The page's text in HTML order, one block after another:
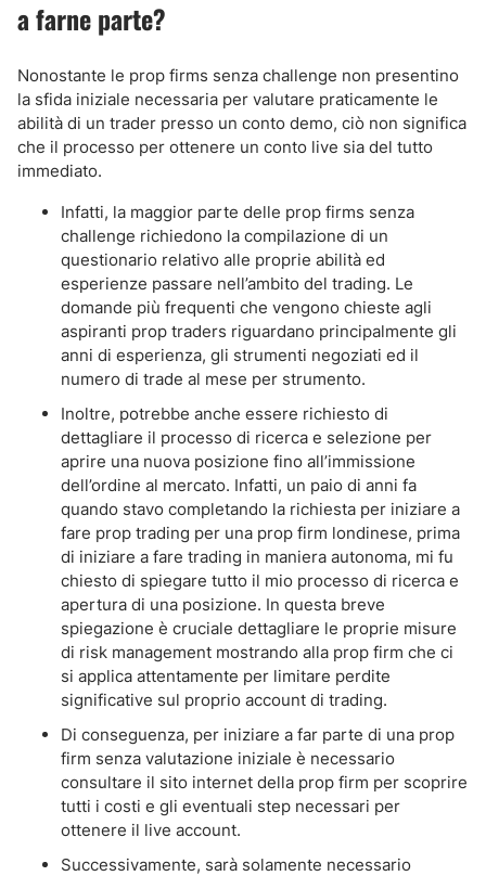
a farne parte?
Nonostante le prop firms senza challenge non presentino
la sfida iniziale necessaria per valutare praticamente le
abilità di un trader presso un conto demo, ciò non significa
che il processo per ottenere un conto live sia del tutto
immediato.
Infatti, la maggior parte delle prop firms senza
challenge richiedono la compilazione di un
questionario relativo alle proprie abilità ed
esperienze passare nell’ambito del trading. Le
domande più frequenti che vengono chieste agli
aspiranti prop traders riguardano principalmente gli
anni di esperienza, gli strumenti negoziati ed il
numero di trade al mese per strumento.
Inoltre, potrebbe anche essere richiesto di
dettagliare il processo di ricerca e selezione per
aprire una nuova posizione fino all’immissione
dell’ordine al mercato. Infatti, un paio di anni fa
quando stavo completando la richiesta per iniziare a
fare prop trading per una prop firm londinese, prima
di iniziare a fare trading in maniera autonoma, mi fu
chiesto di spiegare tutto il mio processo di ricerca e
apertura di una posizione. In questa breve
spiegazione è cruciale dettagliare le proprie misure
di risk management mostrando alla prop firm che ci
si applica attentamente per limitare perdite
significative sul proprio account di trading.
Di conseguenza, per iniziare a far parte di una prop
firm senza valutazione iniziale è necessario
consultare il sito internet della prop firm per scoprire
tutti i costi e gli eventuali step necessari per
ottenere il live account.
Successivamente, sarà solamente necessario